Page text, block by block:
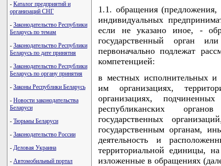
- Каталог предприятий и
организаций СНГ
- Законодательство Республики
Беларусь по темам
- Законодательство Республики
Беларусь по дате принятия
- Законодательство Республики
Беларусь по органу принятия
- Законы Республики Беларусь
- Новости законодательства
Беларуси
- Тюрьмы Беларуси
- Законодательство России
- Деловая Украина
- Автомобильный портал
1.1. обращения
индивидуальных
если не указано иное, -
государственный орган
первоначально подлежат
компетенцией:
в местных исполнительных и
им организациях,
организациях,
республиканских
государственных
государственным органам,
деятельность и
территориальной единицы,
изложенные в обращениях